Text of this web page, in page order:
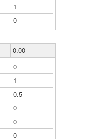
1
0
0.00
0
1
0.5
0
0
0